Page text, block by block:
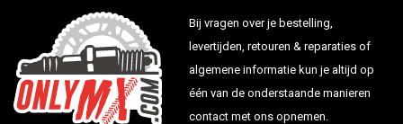
Bij vragen over je bestelling,
levertijden, retouren & reparaties of
algemene informatie kun je altijd op
één van de onderstaande manieren
contact met ons opnemen.